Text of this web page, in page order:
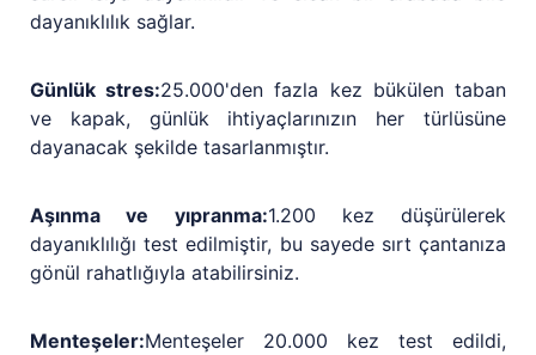
dayanıklılık sağlar.
Günlük stres:25.000'den fazla kez bükülen taban
ve kapak, günlük ihtiyaçlarınızın her türlüsüne
dayanacak şekilde tasarlanmıştır.
Aşınma ve yıpranma:1.200 kez düşürülerek
dayanıklılığı test edilmiştir, bu sayede sırt çantanıza
gönül rahatlığıyla atabilirsiniz.
Menteşeler:Menteşeler 20.000 kez test edildi,